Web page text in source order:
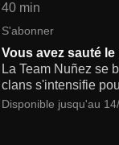
40 min
S'abonner
Vous avez sauté le
La Team Nuñez se
clans s'intensifie
Disponible jusqu'au